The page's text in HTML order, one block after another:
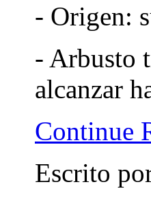
- Origen:
- Arbusto
alcanzar
Continue
Escrito